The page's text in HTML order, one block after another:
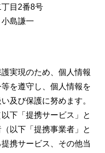
目2番8号
島謙一
実現のため、個人情報
を遵守し、個人情報を
及び保護に努めます。
下「提携サービス」と
以下「提携事業者」と
携サービス、その他当